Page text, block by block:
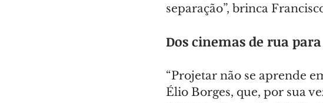
separação”, brinca
Dos cinemas de rua para
“Projetar não se aprende
Élio Borges, que, por sua